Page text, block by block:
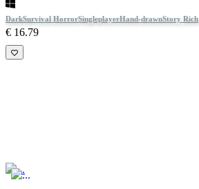
DarkSurvival HorrorSingleplayerHand-drawnStory Rich
€ 16.79